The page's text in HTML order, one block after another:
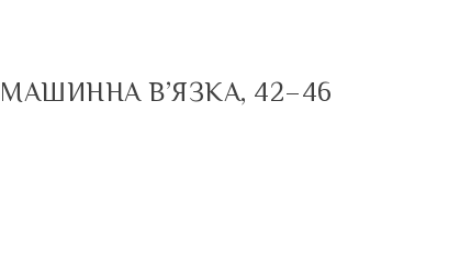
В’ЯЗКА, 42–46